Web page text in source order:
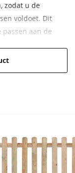
zodat u de
voldoet. Dit
aan de